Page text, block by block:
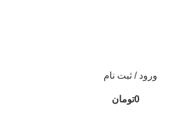
ورود / ثبت نام
0تومان